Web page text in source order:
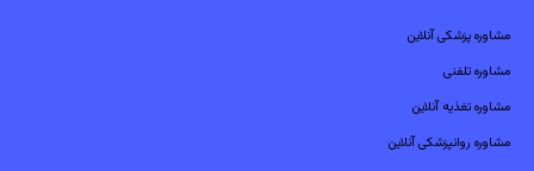
مشاوره پزشکی آنلاین
مشاوره تلفنی
مشاوره تغذیه آنلاین
مشاوره روانپزشکی آنلاین